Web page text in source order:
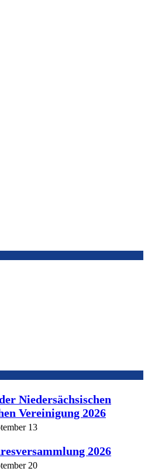
Niedersächsischen
Vereinigung 2026
13
2026
20